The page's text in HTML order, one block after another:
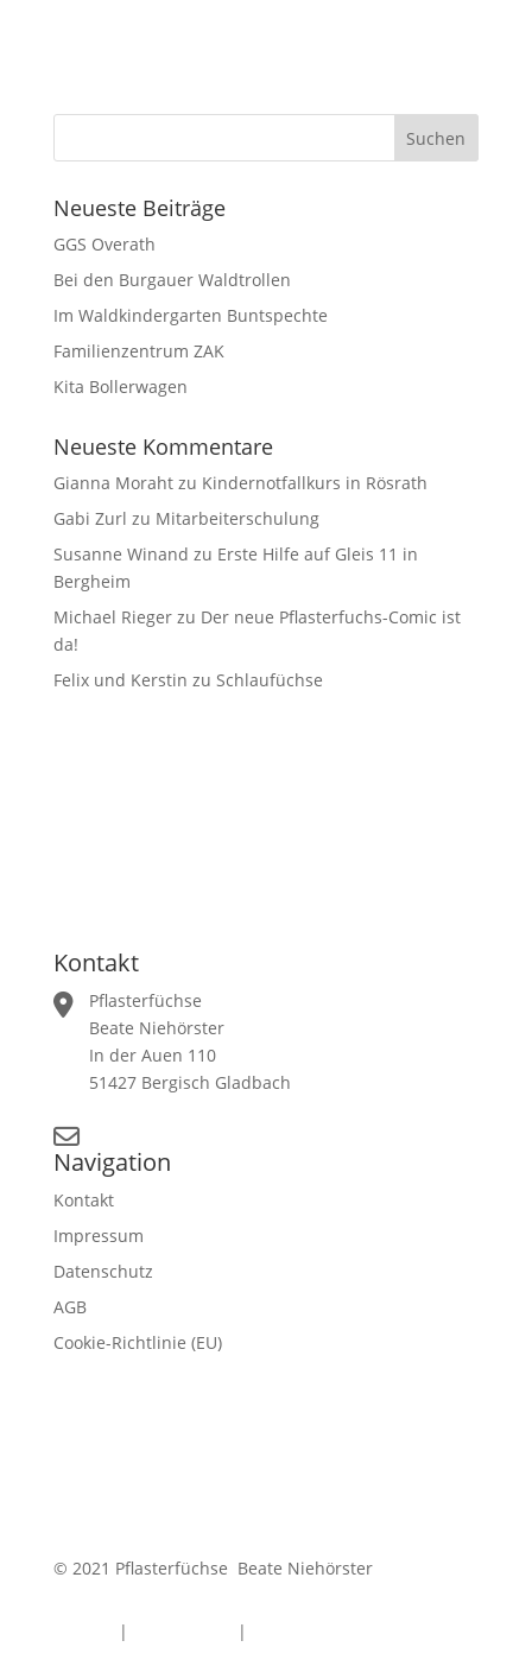
Neueste Beiträge
GGS Overath
Bei den Burgauer Waldtrollen
Im Waldkindergarten Buntspechte
Familienzentrum ZAK
Kita Bollerwagen
Neueste Kommentare
Gianna Morahtzu Kindernotfallkurs in Rösrath
Gabi Zurl zu Mitarbeiterschulung
Susanne Winand zu Erste Hilfe auf Gleis 11 in
Bergheim
Michael Riegerzu Der neue Pflasterfuchs-Comic ist
da!
Felix und Kerstin zu Schlaufüchse
Kontakt
Pflasterfüchse
Beate Niehörster
In der Auen 110
51427 Bergisch Gladbach
Navigation
Kontakt
Impressum
Datenschutz
AGB
Cookie-Richtlinie (EU)
© 2021 Pflasterfüchse Beate Niehörster
| |